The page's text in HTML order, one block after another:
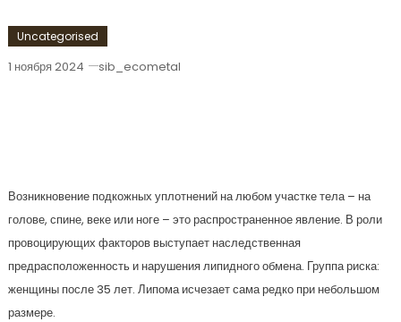
Uncategorised
1 ноября 2024 sib_ecometal
Возникновение подкожных уплотнений на любом участке тела – на
голове, спине, веке или ноге – это распространенное явление. В роли
провоцирующих факторов выступает наследственная
предрасположенность и нарушения липидного обмена. Группа риска:
женщины после 35 лет. Липома исчезает сама редко при небольшом
размере.